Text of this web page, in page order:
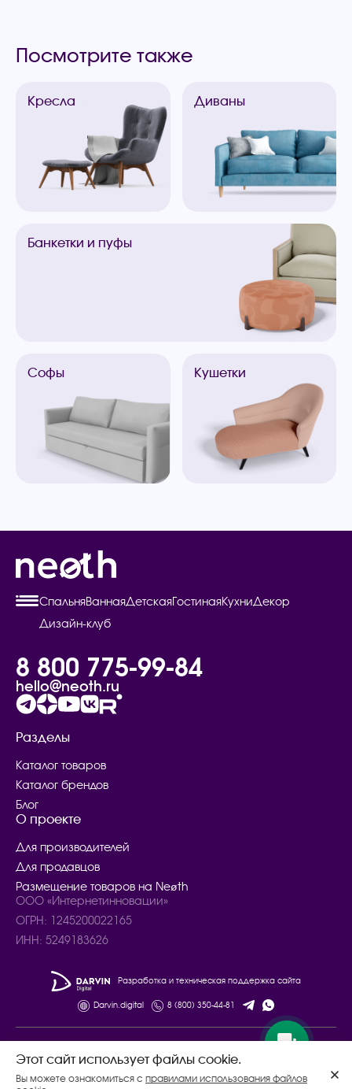
Посмотрите также
Кресла Диваны
Банкетки и пуфы
Софы Кушетки
Этот сайт использует файлы cookie.
Вы можете ознакомиться с правилами использования файлов
СпальняВаннаяДетскаяГостинаяКухниДекор
Дизайн-клуб
8 800 775-99-84
hello@neoth.ru
Разделы
Каталог товаров
Каталог брендов
Блог
О проекте
Для производителей
Для продавцов
Размещение товаров на Neøth
ООО «Интернетинновации»
ОГРН: 1245200022165
ИНН: 5249183626
Разработка и техническая поддержка сайта
Darvin.digital 8 (800) 350-44-81
Договор купли - продажи товаров
Политика конфиденциальности